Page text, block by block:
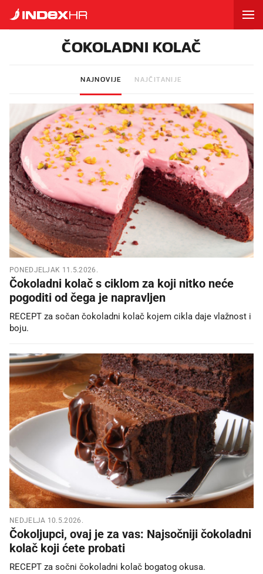
ČOKOLADNI KOLAČ
NAJNOVIJE NAJČITANIJE
PONEDJELJAK 11.5.2026.
Čokoladni kolač s ciklom za koji nitko neće
pogoditi od čega je napravljen
RECEPT za sočan čokoladni kolač kojem cikla daje vlažnost i
boju.
NEDJELJA 10.5.2026.
Čokoljupci, ovaj je za vas: Najsočniji čokoladni
kolač koji ćete probati
RECEPT za sočni čokoladni kolač bogatog okusa.